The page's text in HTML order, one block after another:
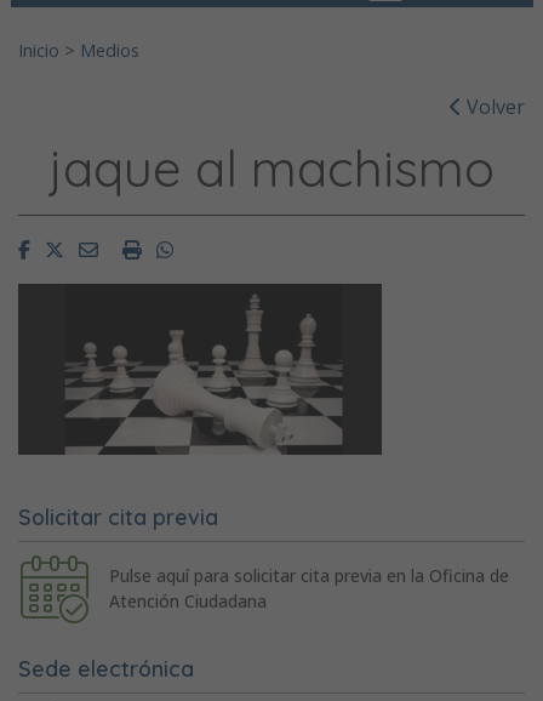
Inicio > Medios
Volver
jaque al machismo
FacebookTwitterEmailImprimirWhatsapp
Solicitar cita previa
Pulse aquí para solicitar cita previa en la Oficina de
Atención Ciudadana
Sede electrónica